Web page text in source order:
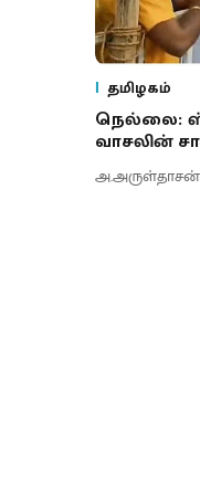
தமிழகம்
நெல்லை:
வாசலின்
அ.அருள்தாசன்